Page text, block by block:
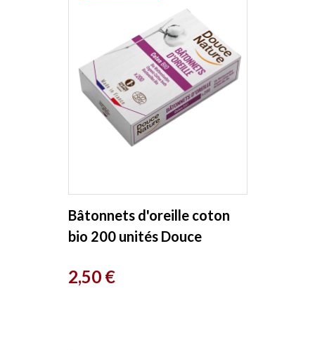
Bâtonnets d'oreille coton
bio 200 unités Douce
Prix
2,50 €